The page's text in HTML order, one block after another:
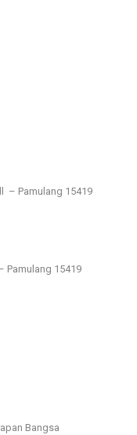
– Pamulang 15419
Pamulang 15419
Bangsa